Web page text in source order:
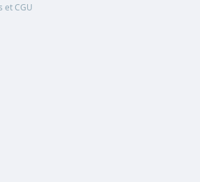
et CGU